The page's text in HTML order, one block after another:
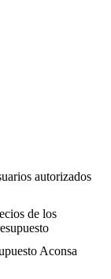
autorizados
de los
Aconsa